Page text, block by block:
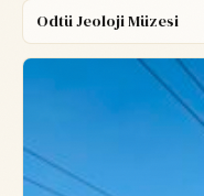
Odtü Jeoloji Müzesi